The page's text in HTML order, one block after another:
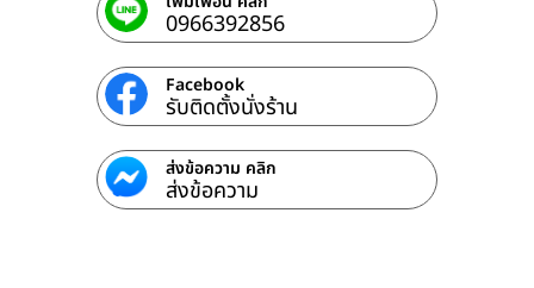
0966392856
Facebook
รับติดตั้งนั่งร้าน
ส่งข้อความ คลิก
ส่งข้อความ